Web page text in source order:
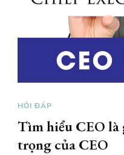
HỎI ĐÁP
Tìm hiểu CEO là
trọng của CEO